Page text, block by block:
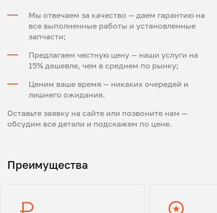
Мы отвечаем за качество — даем гарантию на
все выполненные работы и установленные
запчасти;
Предлагаем честную цену — наши услуги на
15% дешевле, чем в среднем по рынку;
Ценим ваше время — никаких очередей и
лишнего ожидания.
Оставьте заявку на сайте или позвоните нам —
обсудим все детали и подскажем по цене.
Преимущества